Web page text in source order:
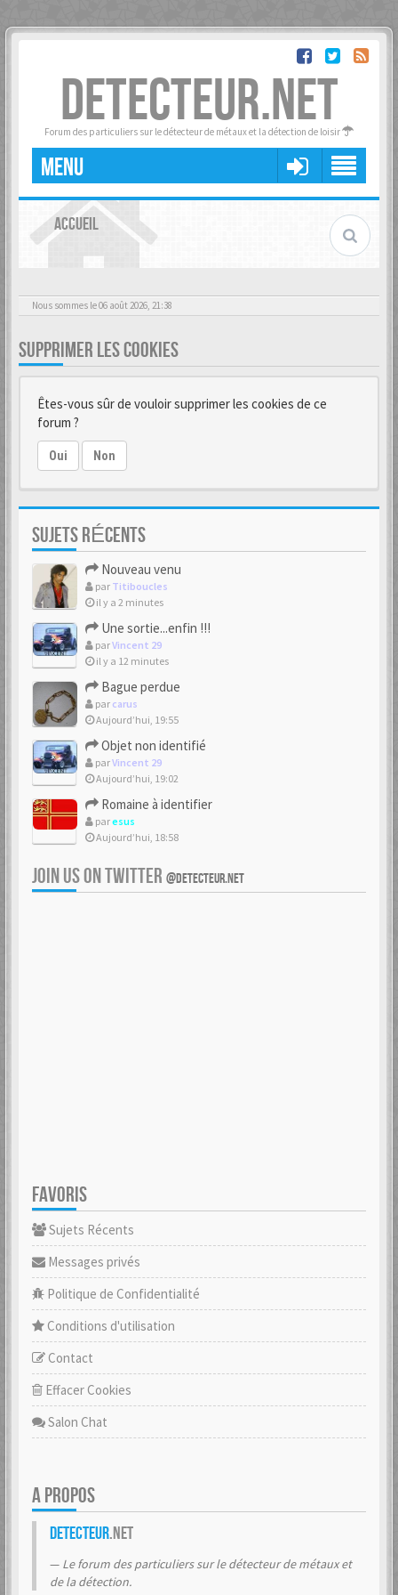
DETECTEUR.NET
Forum des particuliers sur le détecteur de métaux et la détection de loisir
MENU
ACCUEIL
Nous sommes le 06 août 2026, 21:38
SUPPRIMER LES COOKIES
Êtes-vous sûr de vouloir supprimer les cookies de ce
forum ?
Oui Non
SUJETS RÉCENTS
Nouveau venu
par Titiboucles
il y a 2 minutes
Une sortie...enfin !!!
parVincent 29
il y a 12 minutes
Bague perdue
par carus
Aujourd’hui, 19:55
Objet non identifié
parVincent 29
Aujourd’hui, 19:02
Romaine à identifier
paresus
Aujourd’hui, 18:58
JOIN US ON TWITTER @DETECTEUR.NET
FAVORIS
Sujets Récents
Messages privés
Politique de Confidentialité
Conditions d'utilisation
Contact
Effacer Cookies
Salon Chat
A PROPOS
Detecteur.net
Le forum des particuliers sur le détecteur de métaux et
de la détection.